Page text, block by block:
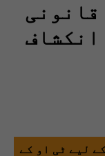
قانونی
انکشاف
لیے ٹی او کے